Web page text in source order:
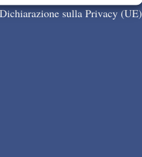
Dichiarazione sulla Privacy (UE)